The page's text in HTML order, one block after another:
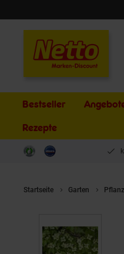
Bestseller
Rezepte
Startseite Garten